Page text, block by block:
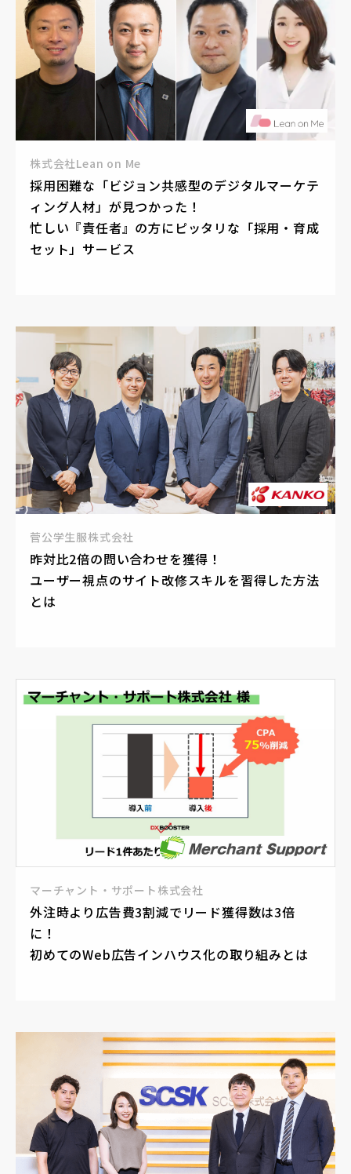
株式会社Lean on Me
採用困難な「ビジョン共感型のデジタルマーケテ
ィング人材」が見つかった！
忙しい『責任者』の方にピッタリな「採用・育成
セット」サービス
菅公学生服株式会社
昨対比2倍の問い合わせを獲得！
ユーザー視点のサイト改修スキルを習得した方法
とは
マーチャント・サポート株式会社
外注時より広告費3割減でリード獲得数は3倍
に！
初めてのWeb広告インハウス化の取り組みとは